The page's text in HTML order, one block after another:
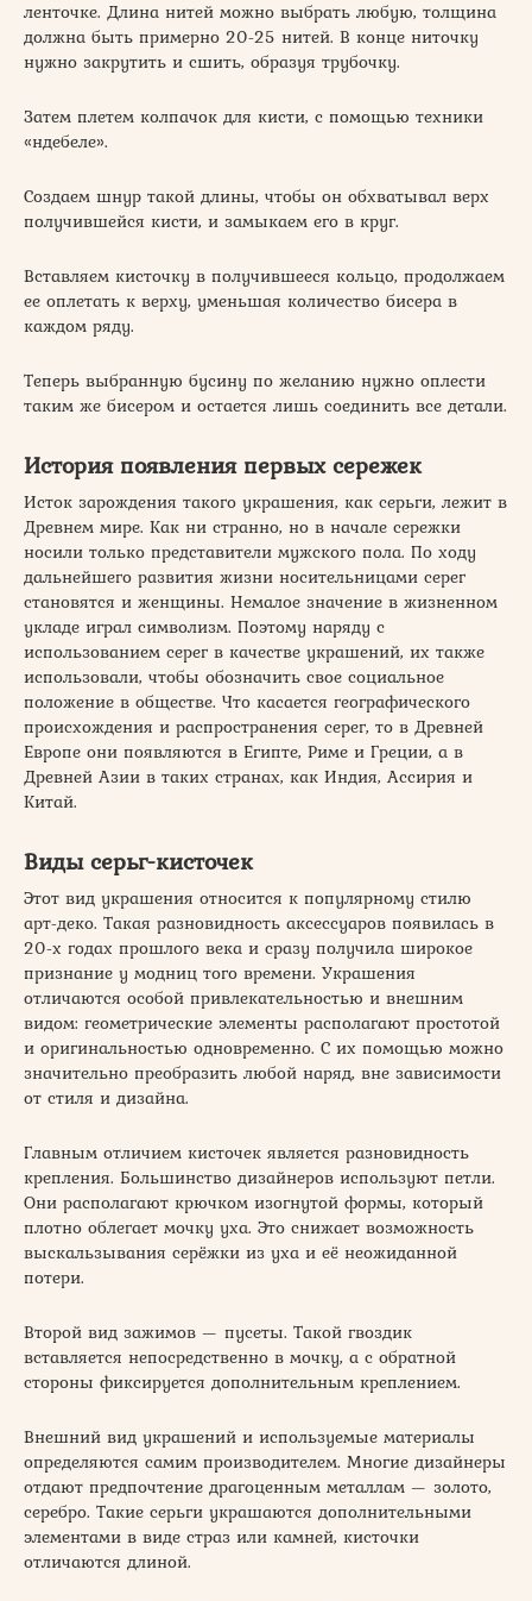
ленточке. Длина нитей можно выбрать любую, толщина
должна быть примерно 20-25 нитей. В конце ниточку
нужно закрутить и сшить, образуя трубочку.
Затем плетем колпачок для кисти, с помощью техники
«ндебеле».
Создаем шнур такой длины, чтобы он обхватывал верх
получившейся кисти, и замыкаем его в круг.
Вставляем кисточку в получившееся кольцо, продолжаем
ее оплетать к верху, уменьшая количество бисера в
каждом ряду.
Теперь выбранную бусину по желанию нужно оплести
таким же бисером и остается лишь соединить все детали.
История появления первых сережек
Исток зарождения такого украшения, как серьги, лежит в
Древнем мире. Как ни странно, но в начале сережки
носили только представители мужского пола. По ходу
дальнейшего развития жизни носительницами серег
становятся и женщины. Немалое значение в жизненном
укладе играл символизм. Поэтому наряду с
использованием серег в качестве украшений, их также
использовали, чтобы обозначить свое социальное
положение в обществе. Что касается географического
происхождения и распространения серег, то в Древней
Европе они появляются в Египте, Риме и Греции, а в
Древней Азии в таких странах, как Индия, Ассирия и
Китай.
Виды серьг-кисточек
Этот вид украшения относится к популярному стилю
арт-деко. Такая разновидность аксессуаров появилась в
20-х годах прошлого века и сразу получила широкое
признание у модниц того времени. Украшения
отличаются особой привлекательностью и внешним
видом: геометрические элементы располагают простотой
и оригинальностью одновременно. С их помощью можно
значительно преобразить любой наряд, вне зависимости
от стиля и дизайна.
Главным отличием кисточек является разновидность
крепления. Большинство дизайнеров используют петли.
Они располагают крючком изогнутой формы, который
плотно облегает мочку уха. Это снижает возможность
выскальзывания серёжки из уха и её неожиданной
потери.
Второй вид зажимов — пусеты. Такой гвоздик
вставляется непосредственно в мочку, а с обратной
стороны фиксируется дополнительным креплением.
Внешний вид украшений и используемые материалы
определяются самим производителем. Многие дизайнеры
отдают предпочтение драгоценным металлам — золото,
серебро. Такие серьги украшаются дополнительными
элементами в виде страз или камней, кисточки
отличаются длиной.